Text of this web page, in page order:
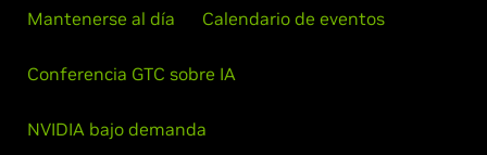
Mantenerse al día Calendario de eventos
Conferencia GTC sobre IA
NVIDIA bajo demanda